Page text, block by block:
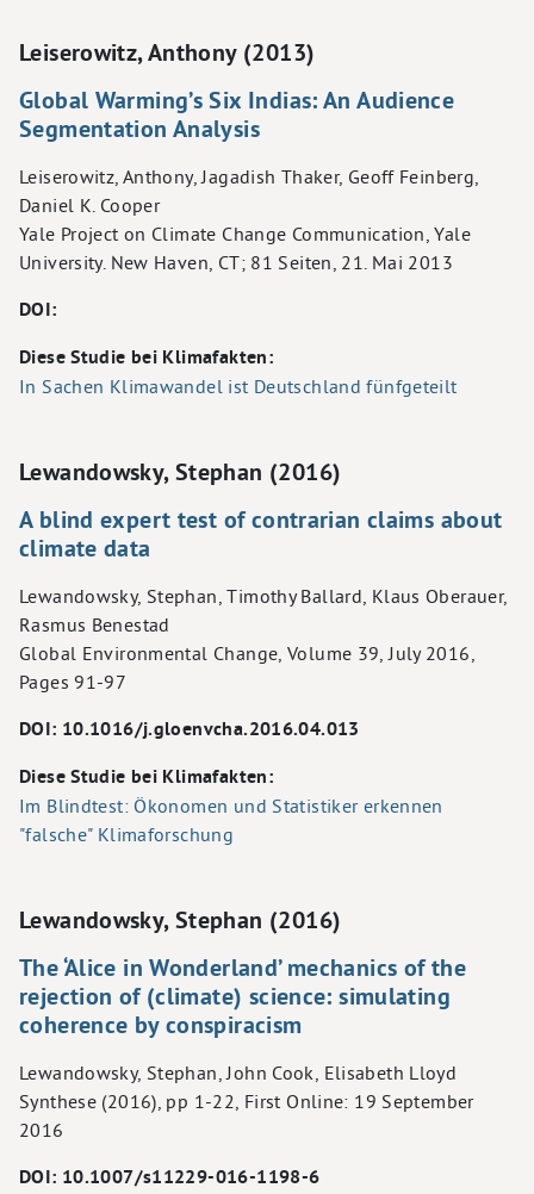
Leiserowitz, Anthony (2013)
Global Warming’s Six Indias: An Audience
Segmentation Analysis
Leiserowitz, Anthony, Jagadish Thaker, Geoff Feinberg,
Daniel K. Cooper
Yale Project on Climate Change Communication, Yale
University. New Haven, CT; 81 Seiten, 21. Mai 2013
DOI:
Diese Studie bei Klimafakten:
In Sachen Klimawandel ist Deutschland fünfgeteilt
Lewandowsky, Stephan (2016)
A blind expert test of contrarian claims about
climate data
Lewandowsky, Stephan, Timothy Ballard, Klaus Oberauer,
Rasmus Benestad
Global Environmental Change, Volume 39, July 2016,
Pages 91-97
DOI: 10.1016/j.gloenvcha.2016.04.013
Diese Studie bei Klimafakten:
Im Blindtest: Ökonomen und Statistiker erkennen
"falsche" Klimaforschung
Lewandowsky, Stephan (2016)
The ‘Alice in Wonderland’ mechanics of the
rejection of (climate) science: simulating
coherence by conspiracism
Lewandowsky, Stephan, John Cook, Elisabeth Lloyd
Synthese (2016), pp 1-22, First Online: 19 September
2016
DOI: 10.1007/s11229-016-1198-6